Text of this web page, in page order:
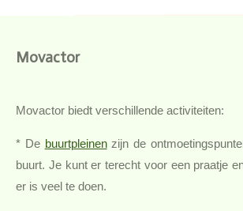
Movactor
Movactor biedt verschillende activiteiten:
* De buurtpleinenzijn de
buurt. Je kunt er terecht voor een praatje
er is veel te doen.